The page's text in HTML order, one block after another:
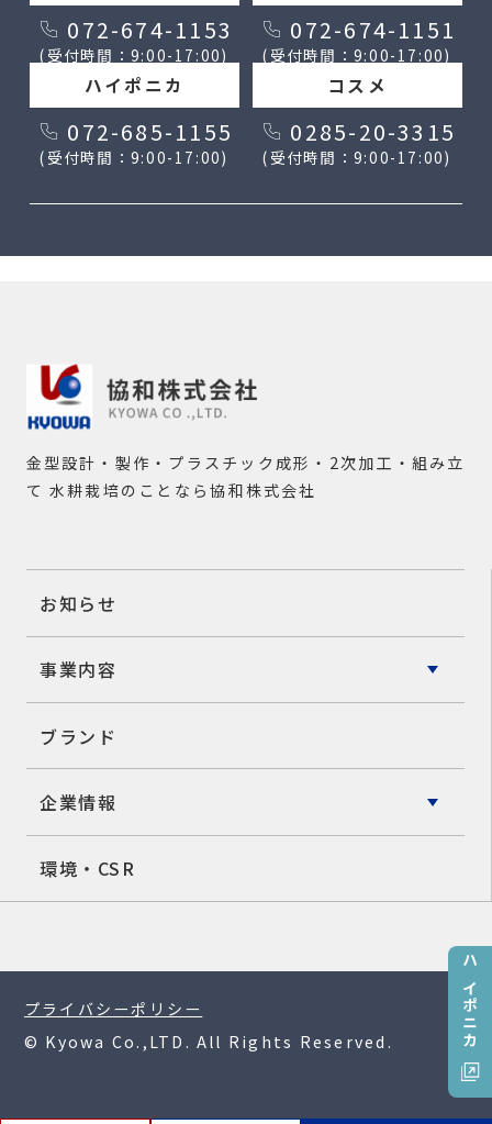
072-674-1153
(受付時間：9:00-17:00)
072-674-1151
(受付時間：9:00-17:00)
ハイポニカ
072-685-1155
(受付時間：9:00-17:00)
コスメ
0285-20-3315
(受付時間：9:00-17:00)
金型設計・製作・プラスチック成形・2次加工・組み立
て 水耕栽培のことなら協和株式会社
お知らせ
事業内容
ブランド
企業情報
環境・CSR
プライバシーポリシー
© Kyowa Co.,LTD. All Rights Reserved.
ハイポニカ